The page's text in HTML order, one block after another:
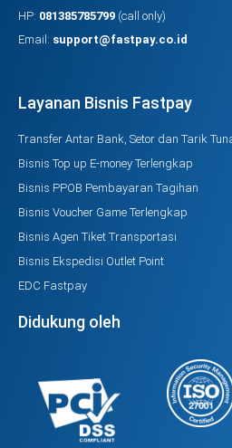
HP: 081385785799 (call only)
Email: support@fastpay.co.id
Layanan Bisnis Fastpay
Transfer Antar Bank, Setor dan Tarik
Bisnis Top up E-money Terlengkap
Bisnis PPOB Pembayaran Tagihan
Bisnis Voucher Game Terlengkap
Bisnis Agen Tiket Transportasi
Bisnis Ekspedisi Outlet Point
EDC Fastpay
Didukung oleh